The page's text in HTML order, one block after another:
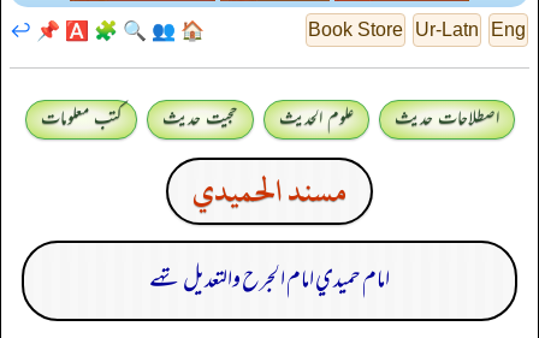
Eng
Ur-Latn
Book Store
🏠
👥
🔍
🧩
🅰️
📌
↩️
اصطلاحات حدیث علوم الحدیث حجیت حدیث کتب معلومات
مسند الحميدي
امام حميدي امام الجرح والتعديل تهے